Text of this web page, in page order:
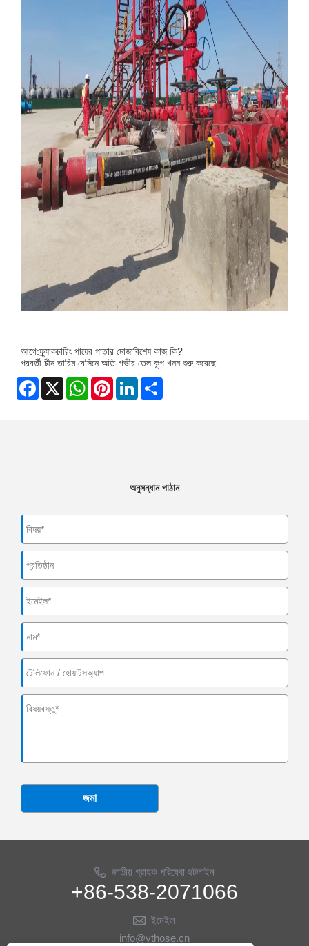
আগে:ফ্র্যাকচারিং পায়ের পাতার মোজাবিশেষ কাজ কি?
পরবর্তী:চীন তারিম বেসিনে অতি-গভীর তেল কূপ খনন শুরু করেছে
Facebook
X WhatsAppPinterestLinkedIn
অনুসন্ধান পাঠান
জমা
জাতীয় গ্রাহক পরিষেবা হটলাইন
+86-538-2071066
ইমেইল
info@ythose.cn